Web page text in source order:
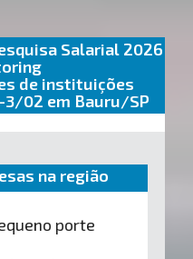
Salarial 2026
de instituições
3/02 em Bauru/SP
na região
porte